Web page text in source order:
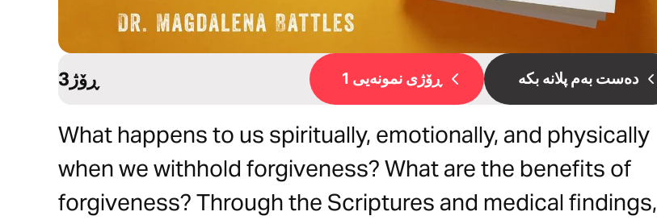
3ڕۆژ ڕۆژی نمونەیی 1 دەست بەم پلانە بکە
What happens to us spiritually, emotionally, and physically
when we withhold forgiveness? What are the benefits of
forgiveness? Through the Scriptures and medical findings,